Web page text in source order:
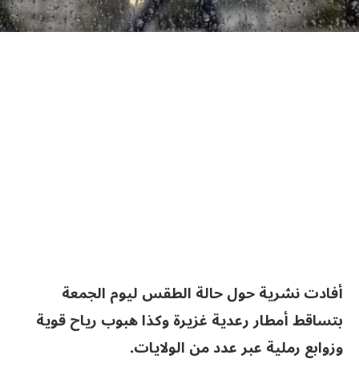
أفادت نشرية حول حالة الطقس ليوم الجمعة
بتساقط أمطار رعدية غزيرة وكذا هبوب رياح قوية
وزوابع رملية عبر عدد من الولايات.